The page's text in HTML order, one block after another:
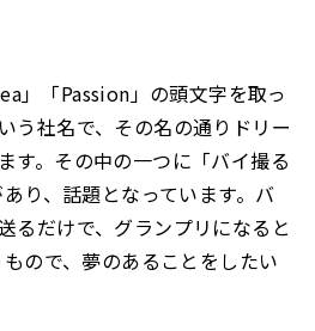
」「Passion」の頭文字を取っ
う社名で、その名の通りドリー
す。その中の一つに「バイ撮る
り、話題となっています。バ
るだけで、グランプリになると
ので、夢のあることをしたい